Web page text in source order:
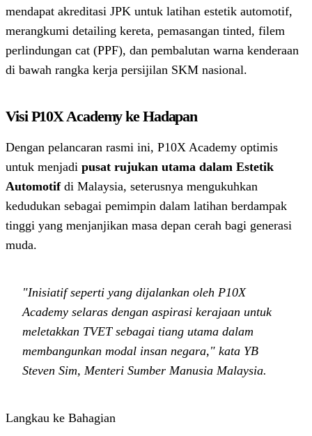
mendapat akreditasi JPK untuk latihan estetik automotif,
merangkumi detailing kereta, pemasangan tinted, filem
perlindungan cat (PPF), dan pembalutan warna kenderaan
di bawah rangka kerja persijilan SKM nasional.
Visi P10X Academy ke Hadapan
Dengan pelancaran rasmi ini, P10X Academy optimis
untuk menjadi pusat rujukan utama dalam Estetik
Automotifdi Malaysia, seterusnya mengukuhkan
kedudukan sebagai pemimpin dalam latihan berdampak
tinggi yang menjanjikan masa depan cerah bagi generasi
muda.
"Inisiatif seperti yang dijalankan oleh P10X
Academy selaras dengan aspirasi kerajaan untuk
meletakkan TVET sebagai tiang utama dalam
membangunkan modal insan negara," kata YB
Steven Sim, Menteri Sumber Manusia Malaysia.
Langkau ke Bahagian